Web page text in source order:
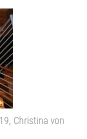
Christina von